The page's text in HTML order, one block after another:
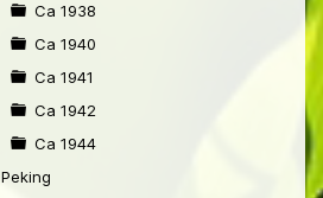
Ca 1938
Ca 1940
Ca 1941
Ca 1942
Ca 1944
Peking